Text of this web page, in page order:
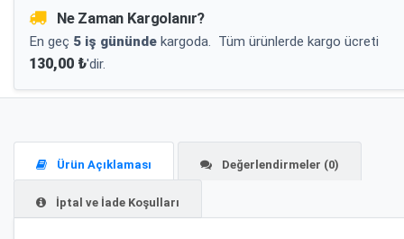
Ne Zaman Kargolanır?
En geç 5 iş gününde kargoda. Tüm ürünlerde kargo ücreti
130,00 ₺'dir.
Ürün Açıklaması Değerlendirmeler (0)
İptal ve İade Koşulları